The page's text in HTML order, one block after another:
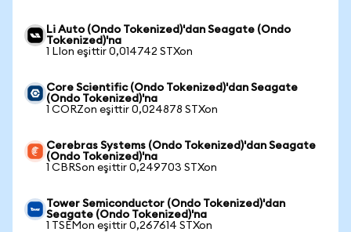
Li Auto (Ondo Tokenized)'dan Seagate (Ondo
Tokenized)'na
1 LIon eşittir 0,014742 STXon
Core Scientific (Ondo Tokenized)'dan Seagate
(Ondo Tokenized)'na
1 CORZon eşittir 0,024878 STXon
Cerebras Systems (Ondo Tokenized)'dan Seagate
(Ondo Tokenized)'na
1 CBRSon eşittir 0,249703 STXon
Tower Semiconductor (Ondo Tokenized)'dan
Seagate (Ondo Tokenized)'na
1 TSEMon eşittir 0,267614 STXon